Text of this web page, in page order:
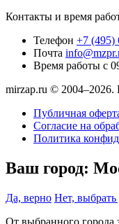
Контакты и время
Телефон +7 (495)
Почта
Время работы с
mirzap.ru ©
Публичная
Согласие на
Политика
Ваш город:
Да, верно Нет, выбрать